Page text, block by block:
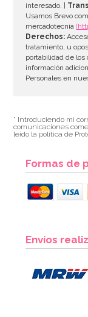
interesado. |
Usamos Brevo
mercadotecnia
Derechos:
tratamiento, u
portabilidad de los
información
Personales en
* Introduciendo mi
comunicaciones
leído la política de
Formas de
Envíos